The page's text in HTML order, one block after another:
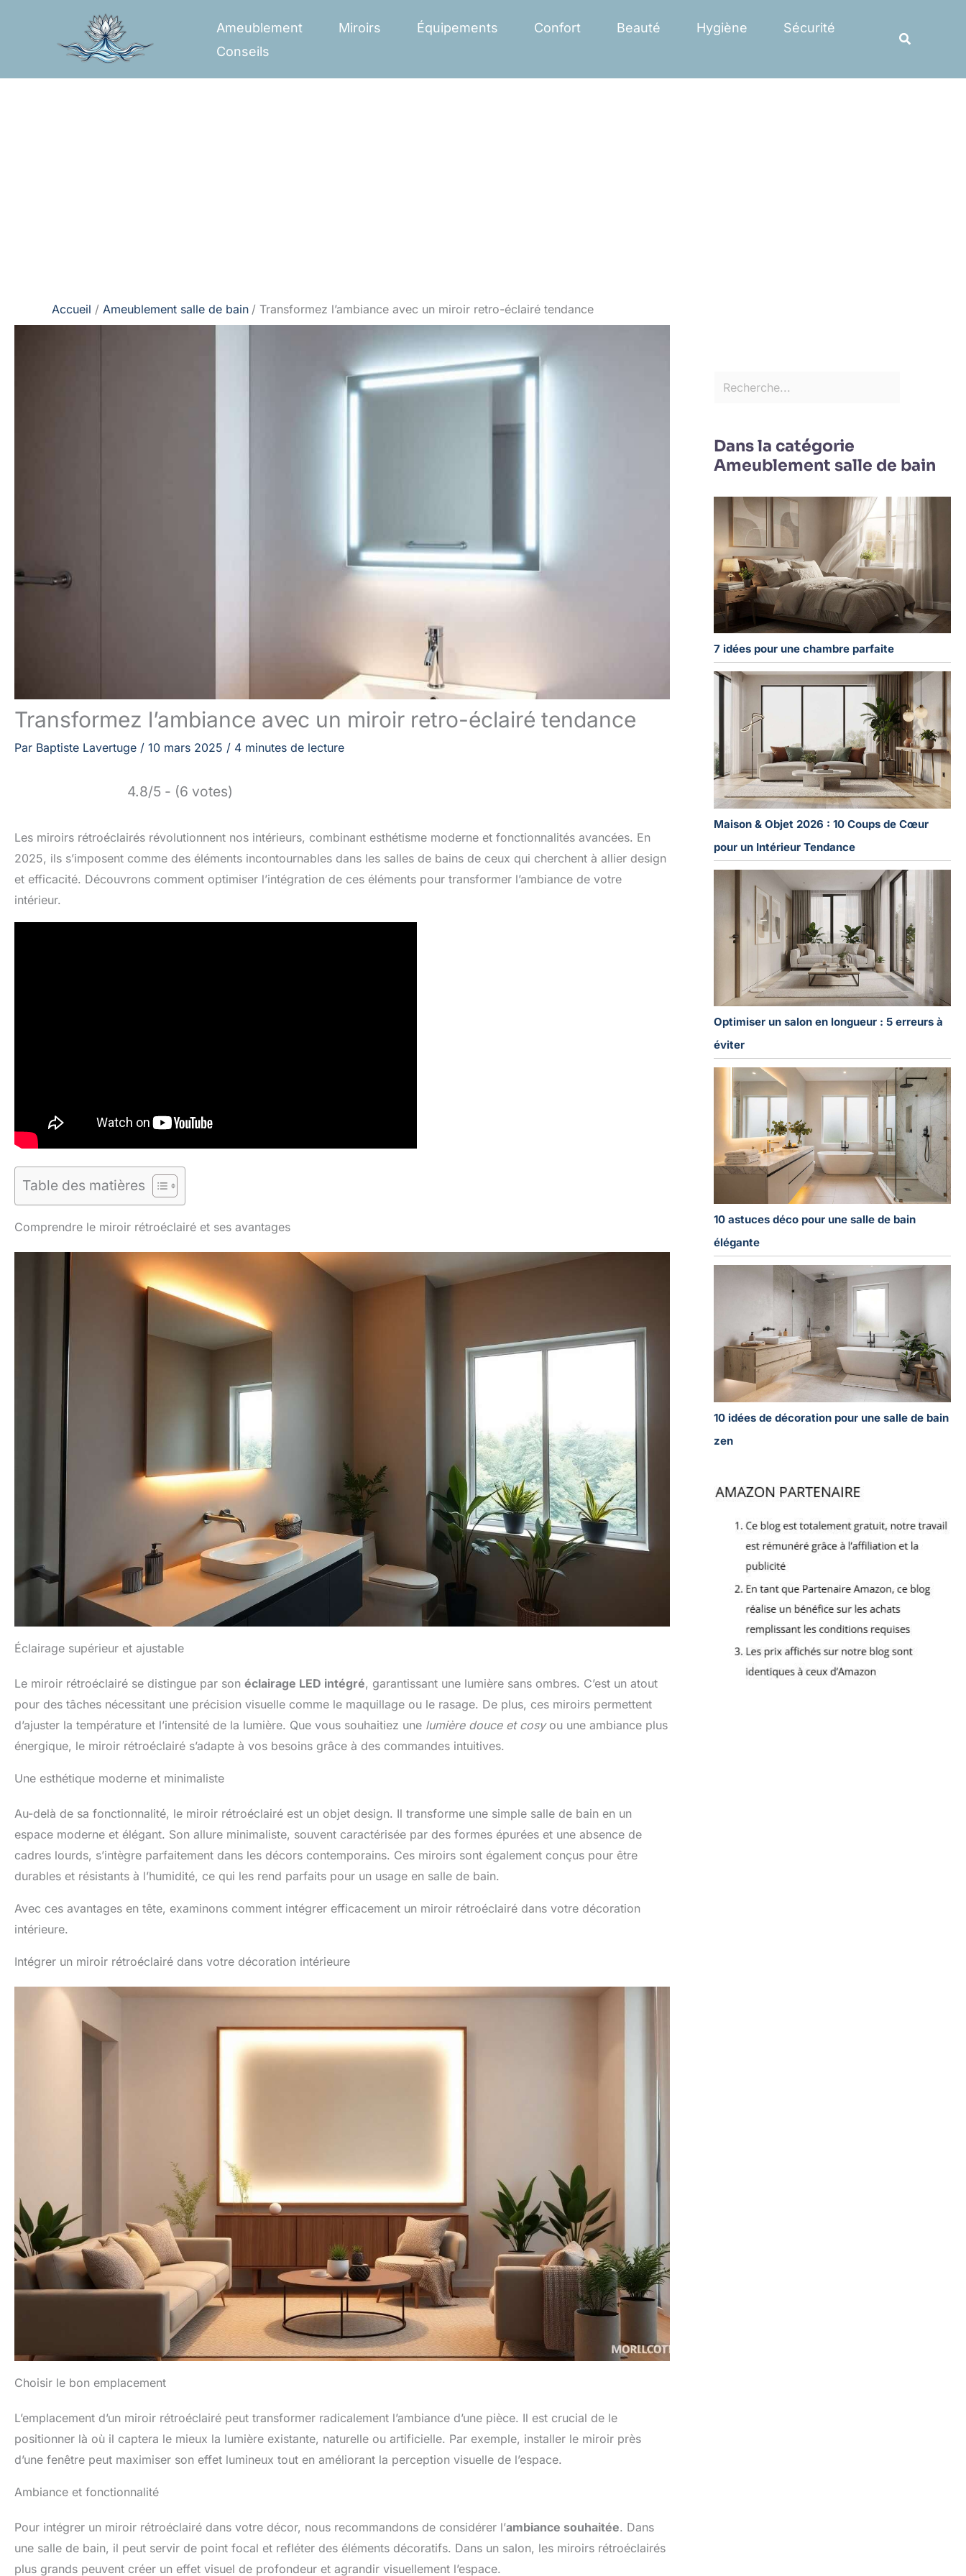
Ameublement Miroirs Équipements Confort Beauté Hygiène
Sécurité
Conseils
Accueil Ameublement salle de bain Transformez l’ambiance avec un miroir retro-éclairé tendance
Transformez l’ambiance avec un miroir retro-éclairé tendance
Par Baptiste Lavertuge / 10 mars 2025 / 4 minutes de lecture
4.8/5 - (6 votes)
Les miroirs rétroéclairés révolutionnent nos intérieurs, combinant esthétisme moderne et fonctionnalités avancées. En
2025, ils s’imposent comme des éléments incontournables dans les salles de bains de ceux qui cherchent à allier design
et efficacité. Découvrons comment optimiser l’intégration de ces éléments pour transformer l’ambiance de votre
intérieur.
Table des matières
Comprendre le miroir rétroéclairé et ses avantages
Éclairage supérieur et ajustable
Le miroir rétroéclairé se distingue par son éclairage LED intégré, garantissant une lumière sans ombres. C’est un atout
pour des tâches nécessitant une précision visuelle comme le maquillage ou le rasage. De plus, ces miroirs permettent
d’ajuster la température et l’intensité de la lumière. Que vous souhaitiez une lumière douce et cosyou une ambiance plus
énergique, le miroir rétroéclairé s’adapte à vos besoins grâce à des commandes intuitives.
Une esthétique moderne et minimaliste
Au-delà de sa fonctionnalité, le miroir rétroéclairé est un objet design. Il transforme une simple salle de bain en un
espace moderne et élégant. Son allure minimaliste, souvent caractérisée par des formes épurées et une absence de
cadres lourds, s’intègre parfaitement dans les décors contemporains. Ces miroirs sont également conçus pour être
durables et résistants à l’humidité, ce qui les rend parfaits pour un usage en salle de bain.
Avec ces avantages en tête, examinons comment intégrer efficacement un miroir rétroéclairé dans votre décoration
intérieure.
Intégrer un miroir rétroéclairé dans votre décoration intérieure
Choisir le bon emplacement
L’emplacement d’un miroir rétroéclairé peut transformer radicalement l’ambiance d’une pièce. Il est crucial de le
positionner là où il captera le mieux la lumière existante, naturelle ou artificielle. Par exemple, installer le miroir près
d’une fenêtre peut maximiser son effet lumineux tout en améliorant la perception visuelle de l’espace.
Ambiance et fonctionnalité
Pour intégrer un miroir rétroéclairé dans votre décor, nous recommandons de considérer l’ambiance souhaitée. Dans
une salle de bain, il peut servir de point focal et refléter des éléments décoratifs. Dans un salon, les miroirs rétroéclairés
plus grands peuvent créer un effet visuel de profondeur et agrandir visuellement l’espace.
Dans la catégorie
Ameublement salle de bain
7 idées pour une chambre parfaite
Maison & Objet 2026 : 10 Coups de Cœur
pour un Intérieur Tendance
Optimiser un salon en longueur : 5 erreurs à
éviter
10 astuces déco pour une salle de bain
élégante
10 idées de décoration pour une salle de bain
zen